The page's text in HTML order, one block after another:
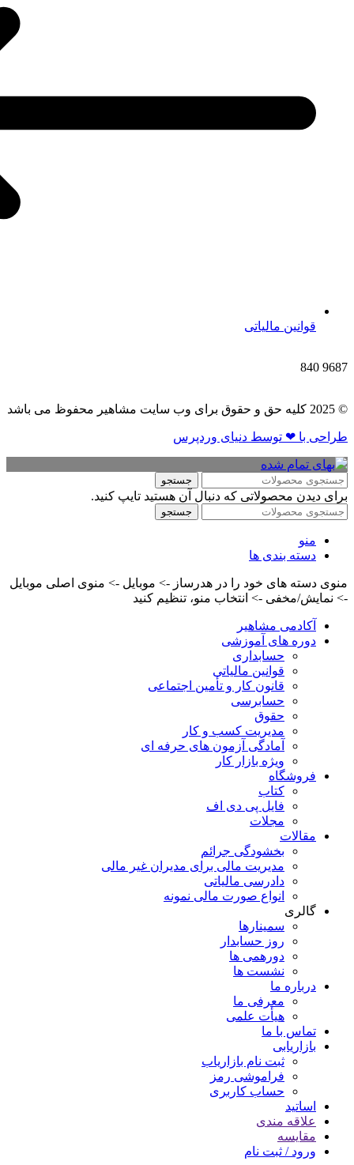
قوانین مالیاتی
9687
840
© 2025 کلیه حق و حقوق برای وب سایت مشاهیر محفوظ می باشد
طراحی با ❤ توسط​ دنیای وردپرس
جستجو
برای دیدن محصولاتی که دنبال آن هستید تایپ کنید.
جستجو
منو
دسته بندی ها
منوی دسته های خود را در هدرساز -> موبایل -> منوی اصلی موبایل
-> نمایش/مخفی -> انتخاب منو، تنظیم کنید
آکادمی مشاهیر
دوره های آموزشی
حسابداری
قوانین مالیاتی
قانون کار و تأمین اجتماعی
حسابرسی
حقوق
مدیریت کسب و کار
آمادگی آزمون های حرفه ای
ویژه بازار کار
فروشگاه
کتاب
فایل پی دی اف
مجلات
مقالات
بخشودگی جرائم
مدیریت مالی برای مدیران غیر مالی
دادرسی مالیاتی
انواع صورت مالی نمونه
گالری
سمینارها
روز حسابدار
دورهمی ها
نشست ها
درباره ما
معرفی ما
هیأت علمی
تماس با ما
بازاریابی
ثبت نام بازاریاب
فراموشی رمز
حساب کاربری
اساتید
علاقه مندی
مقايسه
ورود / ثبت نام